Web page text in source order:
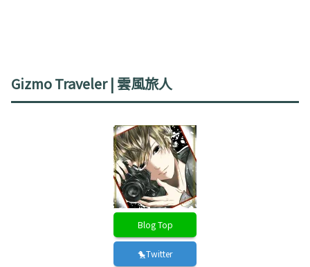
Gizmo Traveler | 雲風旅人
Blog Top
🐤Twitter